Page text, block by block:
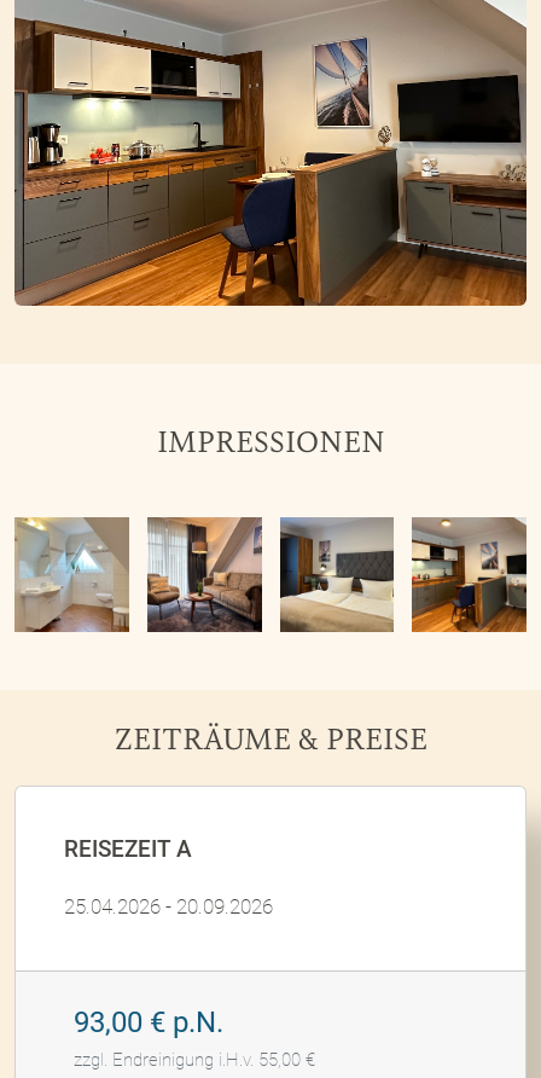
IMPRESSIONEN
ZEITRÄUME & PREISE
REISEZEIT A
25.04.2026 - 20.09.2026
93,00 € p.N.
zzgl. Endreinigung i.H.v. 55,00 €